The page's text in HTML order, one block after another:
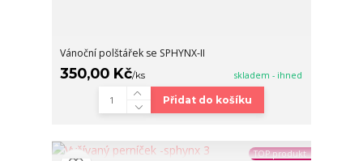
Vánoční polštářek se SPHYNX-II
350,00 Kč/ks skladem - ihned
Přidat do košíku
TOP produkt